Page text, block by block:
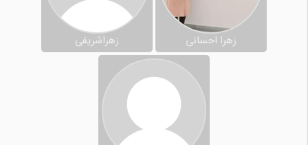
زهرا احسانی زهراشریفی